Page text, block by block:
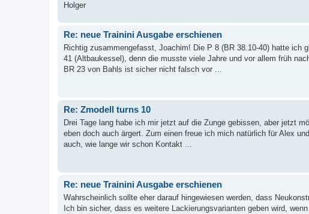
Holger
Re: neue Trainini Ausgabe erschienen
Richtig zusammengefasst, Joachim! Die P 8 (BR 38.10-40) hatte
41 (Altbaukessel), denn die musste viele Jahre und vor allem früh
BR 23 von Bahls ist sicher nicht falsch vor ...
Re: Zmodell turns 10
Drei Tage lang habe ich mir jetzt auf die Zunge gebissen, aber jetzt
eben doch auch ärgert. Zum einen freue ich mich natürlich für Alex
auch, wie lange wir schon Kontakt ...
Re: neue Trainini Ausgabe erschienen
Wahrscheinlich sollte eher darauf hingewiesen werden, dass
Ich bin sicher, dass es weitere Lackierungsvarianten geben wird,